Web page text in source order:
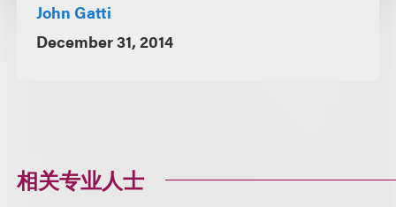
John Gatti
December 31, 2014
相关专业人士